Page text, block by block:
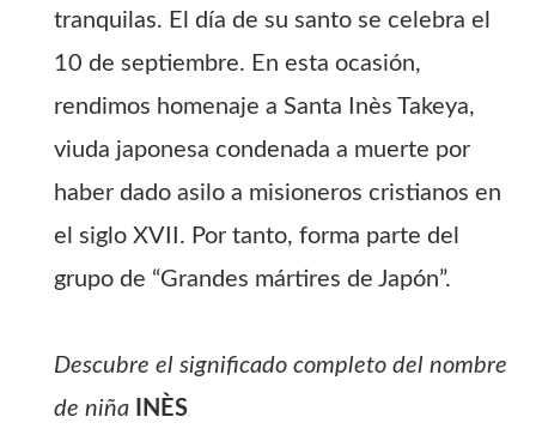
tranquilas. El día de su santo se celebra el
10 de septiembre. En esta ocasión,
rendimos homenaje a Santa Inès Takeya,
viuda japonesa condenada a muerte por
haber dado asilo a misioneros cristianos en
el siglo XVII. Por tanto, forma parte del
grupo de “Grandes mártires de Japón”.
Descubre el significado completo del nombre
de niña INÈS